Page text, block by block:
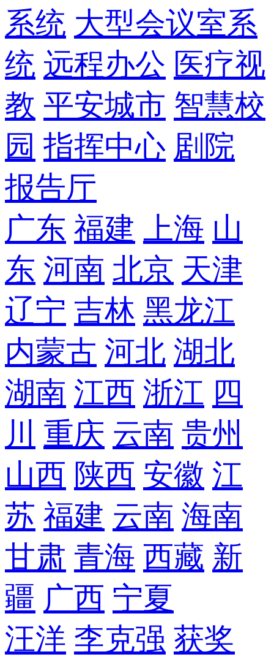
系统 大型会议室系
统 远程办公 医疗视
教 平安城市 智慧校
园 指挥中心 剧院
报告厅
广东 福建 上海 山
东 河南 北京 天津
辽宁 吉林 黑龙江
内蒙古 河北 湖北
湖南 江西 浙江 四
川
重庆 云南 贵州
山西 陕西 安徽 江
苏 福建 云南 海南
甘肃 青海 西藏 新
疆 广西 宁夏
汪洋 李克强 获奖